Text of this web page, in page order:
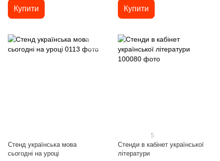
Купити Купити
Стенд українська мова
сьогодні на уроці
5
Стенди в кабінет української
літератури